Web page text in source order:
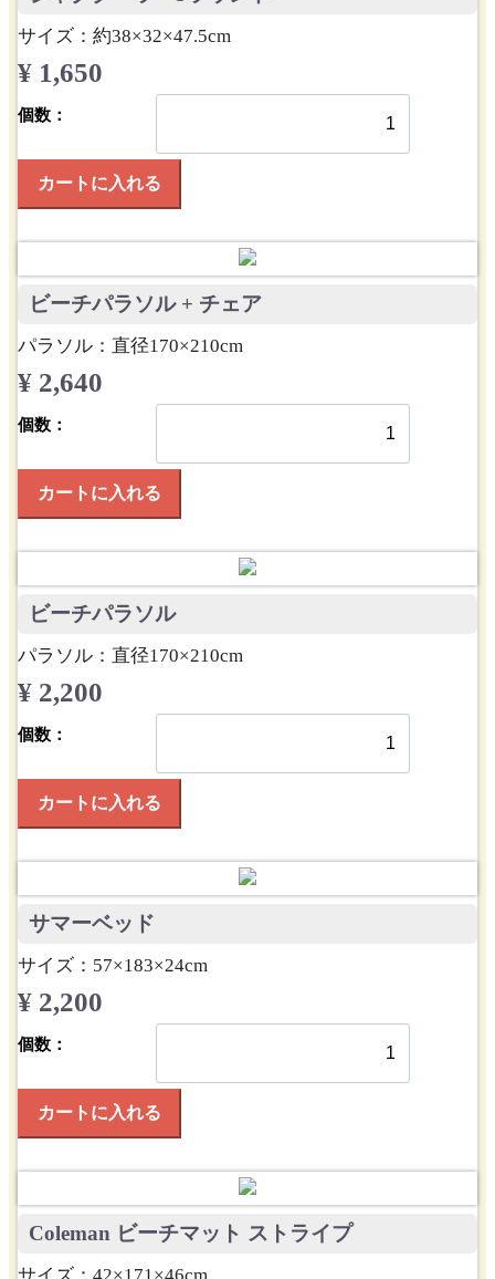
サイズ：約38×32×47.5cm
¥ 1,650
個数：
カートに入れる
ビーチパラソル + チェア
パラソル：直径170×210cm
¥ 2,640
個数：
カートに入れる
ビーチパラソル
パラソル：直径170×210cm
¥ 2,200
個数：
カートに入れる
サマーベッド
サイズ：57×183×24cm
¥ 2,200
個数：
カートに入れる
Coleman ビーチマット ストライプ